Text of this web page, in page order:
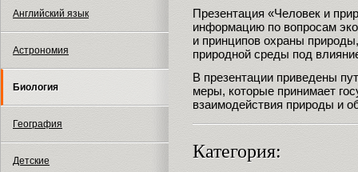
Английский язык
Астрономия
Биология
География
Детские
Презентация «Человек и
информацию по вопросам
и принципов охраны
природной среды под
В презентации приведены
меры, которые принимает
взаимодействия природы и
Категория: